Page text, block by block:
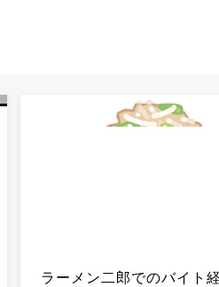
BBQ客、ゴミも炭も放置…